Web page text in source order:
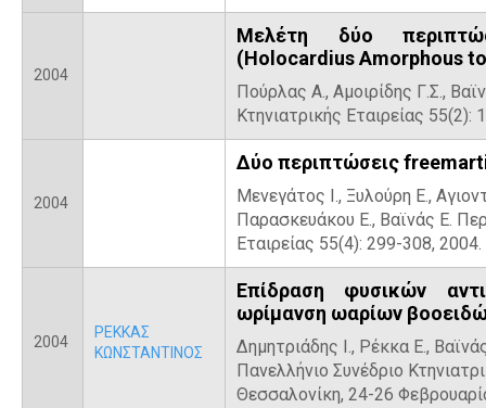
2004
Μελέτη δύο
(Holocardius Amorphous
Πούρλας Α., Αμοιρίδης Γ.Σ.,
Κτηνιατρικής Εταιρείας 55(2):
2004
Δύο περιπτώσεις
Μενεγάτος Ι., Ξυλούρη Ε.,
Παρασκευάκου Ε., Βαϊνάς Ε.
Εταιρείας 55(4): 299-308, 2004.
2004
ΡΕΚΚΑΣ
ΚΩΝΣΤΑΝΤΙΝΟΣ
Επίδραση φυσικών
ωρίμανση ωαρίων
Δημητριάδης Ι., Ρέκκα Ε.,
Πανελλήνιο Συνέδριο
Θεσσαλονίκη, 24-26